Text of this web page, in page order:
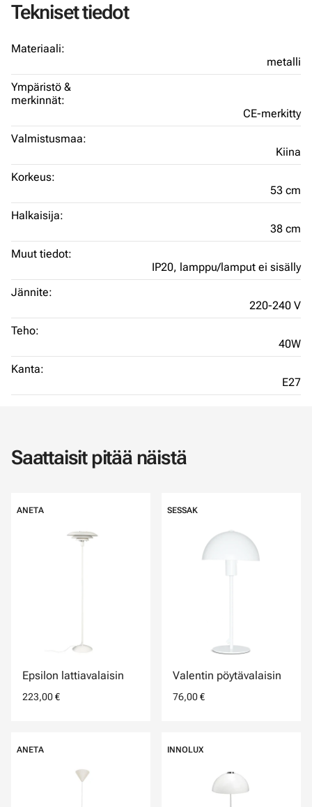
Tekniset tiedot
Materiaali:
metalli
Ympäristö &
merkinnät:
CE-merkitty
Valmistusmaa:
Kiina
Korkeus:
53 cm
Halkaisija:
38 cm
Muut tiedot:
IP20, lamppu/lamput ei sisälly
Jännite:
220-240 V
Teho:
40W
Kanta:
E27
Saattaisit pitää näistä
ANETA
Epsilon lattiavalaisin
223,00 €
SESSAK
Valentin pöytävalaisin
76,00 €
ANETA INNOLUX